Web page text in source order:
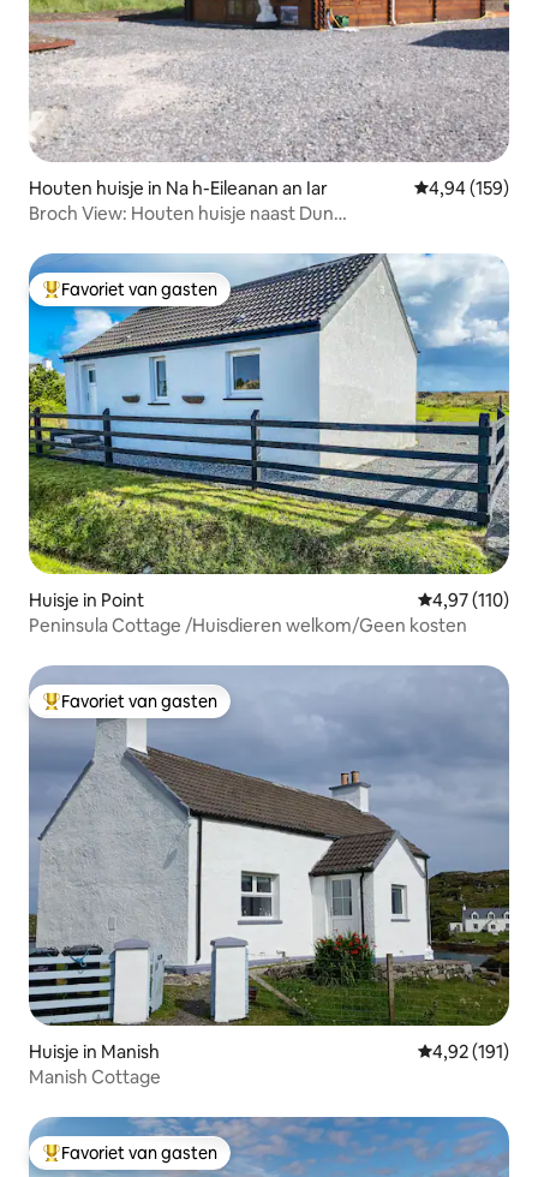
Houten huisje in Na h-Eileanan an Iar Gemiddelde
4,94 (159)
Broch View: Houten huisje naast Dun
Topfavoriet van gasten
Favoriet van gasten
Huisje in Point Gemiddelde
4,97 (110)
Peninsula Cottage /Huisdieren welkom/Geen kosten
Topfavoriet van gasten
Favoriet van gasten
Huisje in Manish Gemiddelde
4,92 (191)
Manish Cottage
Topfavoriet van gasten
Favoriet van gasten